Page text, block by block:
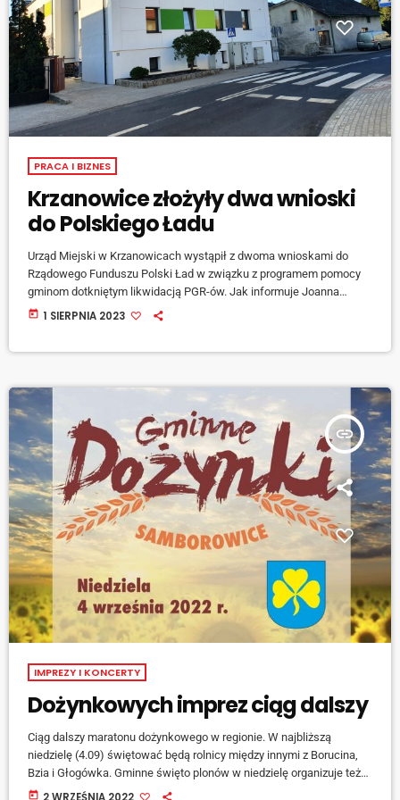
PRACA I BIZNES
Krzanowice złożyły dwa wnioski
do Polskiego Ładu
Urząd Miejski w Krzanowicach wystąpił z dwoma wnioskami do
Rządowego Funduszu Polski Ład w związku z programem pomocy
gminom dotkniętym likwidacją PGR-ów. Jak informuje Joanna
Tkocz, sekretarz gminy Krzanowice, pierwszy projekt dotyczy
[jwplayer mediaid="142918"] Jeśli […]
today 1 SIERPNIA 2023
insert_link
IMPREZY I KONCERTY
Dożynkowych imprez ciąg dalszy
Ciąg dalszy maratonu dożynkowego w regionie. W najbliższą
niedzielę (4.09) świętować będą rolnicy między innymi z Borucina,
Bzia i Głogówka. Gminne święto plonów w niedzielę organizuje też
sołectwo w Samborowicach - szczegóły zdradza wójt Pietrowic
today